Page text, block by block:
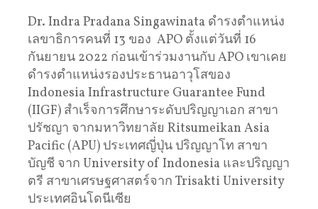
Dr. Indra Pradana Singawinata ดำรงตำแหน่ง
เลขาธิการคนที่ 13 ของ APO ตั้งแต่วันที่ 16
กันยายน 2022 ก่อนเข้าร่วมงานกับ APO เขาเคย
ดำรงตำแหน่งรองประธานอาวุโสของ
Indonesia Infrastructure Guarantee Fund
(IIGF) สำเร็จการศึกษาระดับปริญญาเอก สาขา
ปรัชญา จากมหาวิทยาลัย Ritsumeikan Asia
Pacific (APU) ประเทศญี่ปุ่น ปริญญาโท สาขา
บัญชี จาก University of Indonesia และปริญญา
ตรี สาขาเศรษฐศาสตร์จาก Trisakti University
ประเทศอินโดนีเซีย